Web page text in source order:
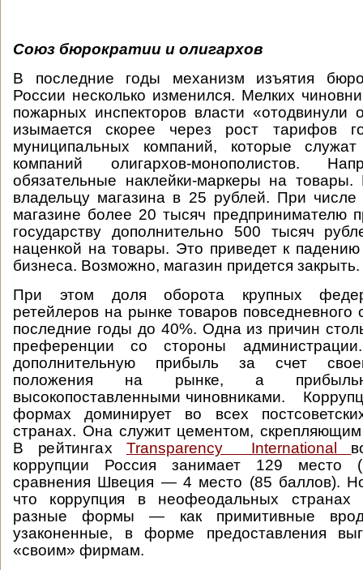
Союз бюрократии и олигархов
В последние годы механизм изъятия
России несколько изменился. Мелких
пожарных инспекторов власти
изымается скорее через рост тарифов
муниципальных компаний, которые
компаний олигархов-монополистов.
обязательные наклейки-маркеры на товары.
владельцу магазина в 25 рублей. При
магазине более 20 тысяч предпринимателю
государству дополнительно 500 тысяч
наценкой на товары. Это приведет к
бизнеса. Возможно, магазин придется закрыть.
При этом доля оборота крупных
ретейлеров на рынке товаров повседневного
последние годы до 40%. Одна из причин
преференции со стороны
дополнительную прибыль за счет
положения на рынке, а
высокопоставленными чиновниками.
формах доминирует во всех
странах. Она служит цементом,
В рейтингах Transparency International
коррупции Россия занимает 129 место
сравнения Швеция — 4 место (85 баллов).
что коррупция в неофеодальных странах
разные формы — как примитивные
узаконенные, в форме предоставления
«своим» фирмам.